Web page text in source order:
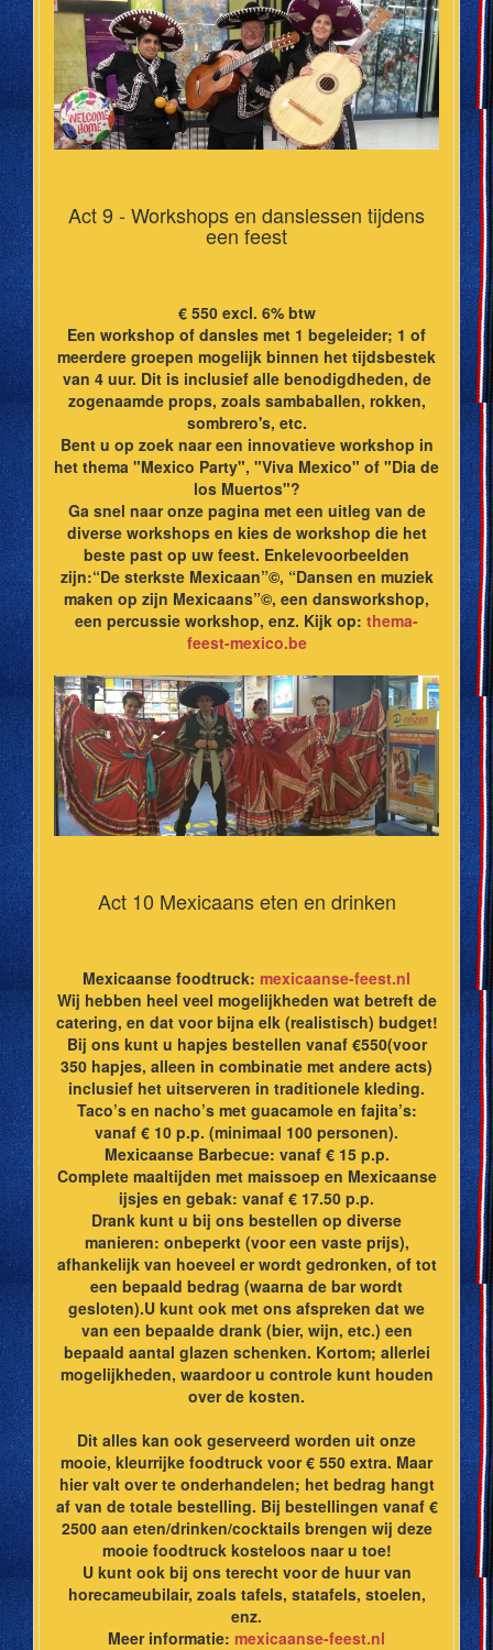
Act 9 - Workshops en danslessen tijdens
een feest
€ 550 excl. 6% btw
Een workshop of dansles met 1 begeleider; 1 of
meerdere groepen mogelijk binnen het tijdsbestek
van 4 uur. Dit is inclusief alle benodigdheden, de
zogenaamde props, zoals sambaballen, rokken,
sombrero's, etc.
Bent u op zoek naar een innovatieve workshop in
het thema "Mexico Party", "Viva Mexico" of "Dia de
los Muertos"?
Ga snel naar onze pagina met een uitleg van de
diverse workshops en kies de workshop die het
beste past op uw feest. Enkelevoorbeelden
zijn:“De sterkste Mexicaan”©, “Dansen en muziek
maken op zijn Mexicaans”©, een dansworkshop,
een percussie workshop, enz. Kijk op: thema-
feest-mexico.be
Act 10 Mexicaans eten en drinken
Mexicaanse foodtruck: mexicaanse-feest.nl
Wij hebben heel veel mogelijkheden wat betreft de
catering, en dat voor bijna elk (realistisch) budget!
Bij ons kunt u hapjes bestellen vanaf €550(voor
350 hapjes, alleen in combinatie met andere acts)
inclusief het uitserveren in traditionele kleding.
Taco’s en nacho’s met guacamole en fajita’s:
vanaf € 10 p.p. (minimaal 100 personen).
Mexicaanse Barbecue: vanaf € 15 p.p.
Complete maaltijden met maissoep en Mexicaanse
ijsjes en gebak: vanaf € 17.50 p.p.
Drank kunt u bij ons bestellen op diverse
manieren: onbeperkt (voor een vaste prijs),
afhankelijk van hoeveel er wordt gedronken, of tot
een bepaald bedrag (waarna de bar wordt
gesloten).U kunt ook met ons afspreken dat we
van een bepaalde drank (bier, wijn, etc.) een
bepaald aantal glazen schenken. Kortom; allerlei
mogelijkheden, waardoor u controle kunt houden
over de kosten.
Dit alles kan ook geserveerd worden uit onze
mooie, kleurrijke foodtruck voor € 550 extra. Maar
hier valt over te onderhandelen; het bedrag hangt
af van de totale bestelling. Bij bestellingen vanaf €
2500 aan eten/drinken/cocktails brengen wij deze
mooie foodtruck kosteloos naar u toe!
U kunt ook bij ons terecht voor de huur van
horecameubilair, zoals tafels, statafels, stoelen,
enz.
Meer informatie: mexicaanse-feest.nl